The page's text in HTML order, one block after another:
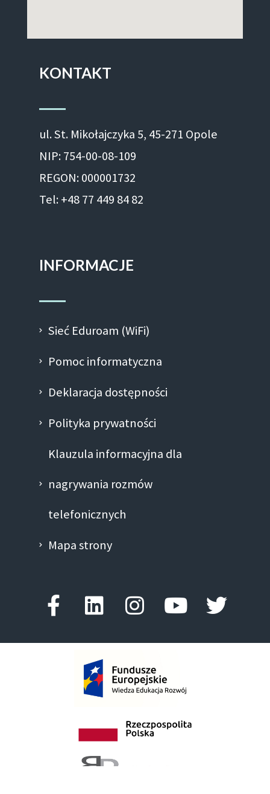
KONTAKT
ul. St. Mikołajczyka 5, 45-271 Opole
NIP: 754-00-08-109
REGON: 000001732
Tel: +48 77 449 84 82
INFORMACJE
Sieć Eduroam (WiFi)
Pomoc informatyczna
Deklaracja dostępności
Polityka prywatności
Klauzula informacyjna dla
nagrywania rozmów
telefonicznych
Mapa strony
f